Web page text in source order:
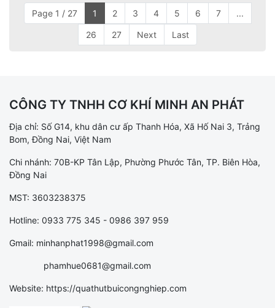
Page 1 / 27 1 2 3 4 5 6 7 ...
26 27 Next Last
CÔNG TY TNHH CƠ KHÍ MINH AN PHÁT
Địa chỉ: Số G14, khu dân cư ấp Thanh Hóa, Xã Hố Nai 3, Trảng
Bom, Đồng Nai, Việt Nam
Chi nhánh: 70B-KP Tân Lập, Phường Phước Tân, TP. Biên Hòa,
Đồng Nai
MST: 3603238375
Hotline: 0933 775 345 - 0986 397 959
Gmail: minhanphat1998@gmail.com
phamhue0681@gmail.com
Website: https://quathutbuicongnghiep.com